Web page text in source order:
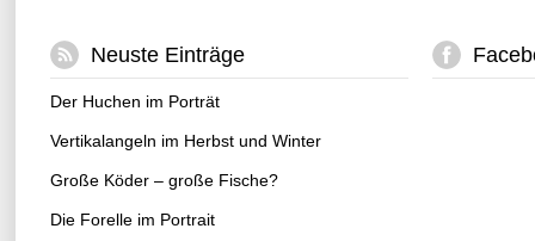
Neuste Einträge
Der Huchen im Porträt
Vertikalangeln im Herbst und Winter
Große Köder – große Fische?
Die Forelle im Portrait